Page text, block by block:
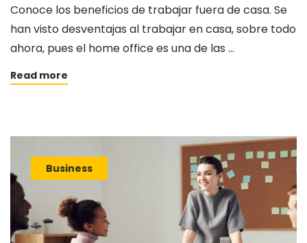
Conoce los beneficios de trabajar fuera de casa. Se
han visto desventajas al trabajar en casa, sobre todo
ahora, pues el home office es una de las …
Read more
Business